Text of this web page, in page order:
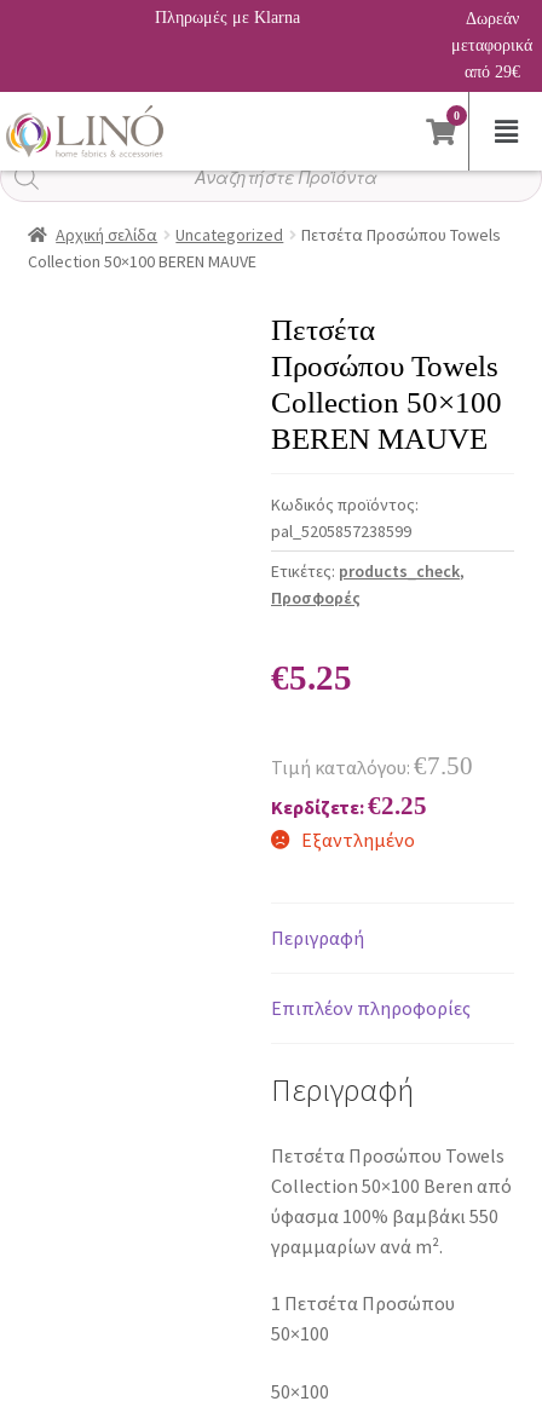
Πληρωμές με Klarna
Δωρεάν
μεταφορικά
από 29€
0
Αναζήτηση
προϊόντων
Αρχική σελίδα Uncategorized
Πετσέτα Προσώπου Towels
Collection 50×100 BEREN MAUVE
Πετσέτα
Προσώπου Towels
Collection 50×100
BEREN MAUVE
Κωδικός προϊόντος:
pal_5205857238599
Ετικέτες: products_check,
Προσφορές
€5.25
Τιμή καταλόγου: €7.50
Κερδίζετε:€2.25
Εξαντλημένο
Περιγραφή
Επιπλέον πληροφορίες
Περιγραφή
Πετσέτα Προσώπου Towels
Collection 50×100 Beren από
ύφασμα 100% βαμβάκι 550
γραμμαρίων ανά m².
1 Πετσέτα Προσώπου
50×100
50×100